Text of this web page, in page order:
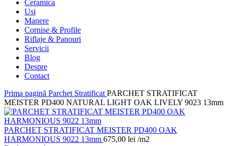
Ceramica
Usi
Manere
Cornise & Profile
Riflaje & Panouri
Servicii
Blog
Despre
Contact
Prima pagină Parchet Stratificat PARCHET STRATIFICAT
MEISTER PD400 NATURAL LIGHT OAK LIVELY 9023 13mm
PARCHET STRATIFICAT MEISTER PD400 OAK
HARMONIOUS 9022 13mm 675,00 lei /m2